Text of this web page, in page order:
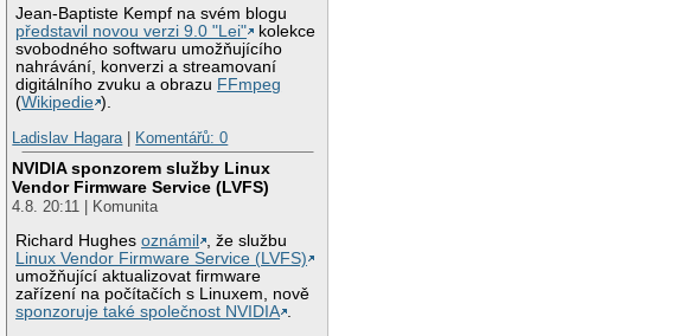
Jean-Baptiste Kempf na svém blogu
představil novou verzi 9.0 "Lei"
kolekce
svobodného softwaru umožňujícího
nahrávání, konverzi a streamovaní
digitálního zvuku a obrazu FFmpeg
(Wikipedie ).
Ladislav Hagara
Komentářů: 0
NVIDIA sponzorem služby Linux
Vendor Firmware Service (LVFS)
4.8. 20:11 | Komunita
Richard Hughesoznámil
, že službu
Linux Vendor Firmware Service (LVFS)
umožňující aktualizovat firmware
zařízení na počítačích s Linuxem, nově
sponzoruje také společnost NVIDIA .